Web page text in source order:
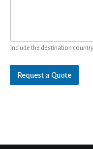
Include the destination
Request a Quote